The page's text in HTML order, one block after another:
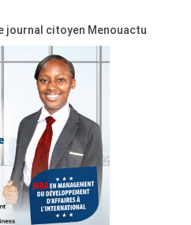
journal citoyen Menouactu